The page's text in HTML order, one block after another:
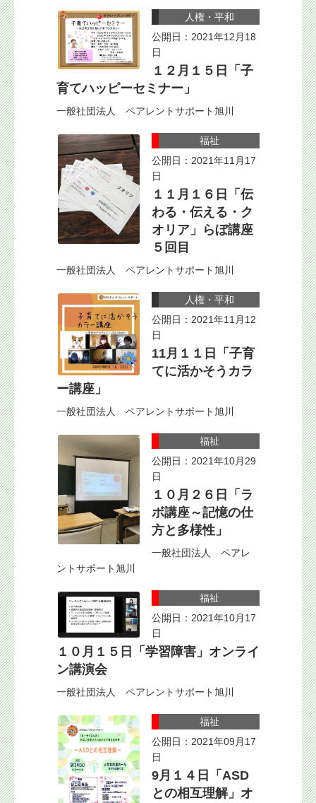
人権・平和
公開日：2021年12月18
日
１２月１５日「子
育てハッピーセミナー」
一般社団法人 ペアレントサポート旭川
福祉
公開日：2021年11月17
日
１１月１６日「伝
わる・伝える・ク
オリア」らぼ講座
５回目
一般社団法人 ペアレントサポート旭川
人権・平和
公開日：2021年11月12
日
11月１１日「子育
てに活かそうカラ
ー講座」
一般社団法人 ペアレントサポート旭川
福祉
公開日：2021年10月29
日
１０月２６日「ラ
ボ講座～記憶の仕
方と多様性」
一般社団法人 ペアレ
ントサポート旭川
福祉
公開日：2021年10月17
日
１０月１５日「学習障害」オンライ
ン講演会
一般社団法人 ペアレントサポート旭川
福祉
公開日：2021年09月17
日
9月１４日「ASD
との相互理解」オ